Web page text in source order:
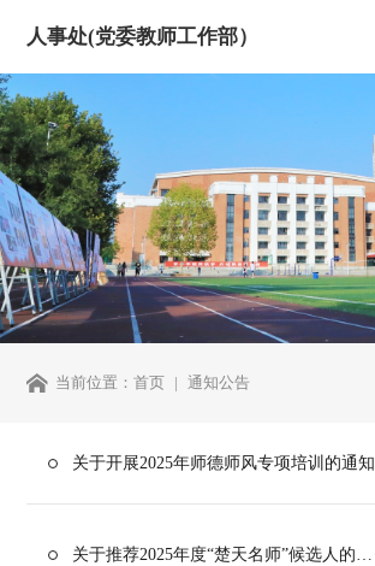
人事处(党委教师工作部）
当前位置：首页 通知公告
关于开展2025年师德师风专项培训的通知
关于推荐2025年度“楚天名师”候选人的公示